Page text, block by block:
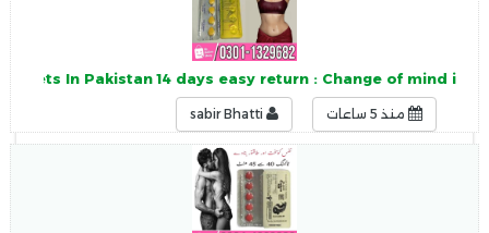
In Pakistan 14 days easy return : Change of mind i
منذ 5 ساعات